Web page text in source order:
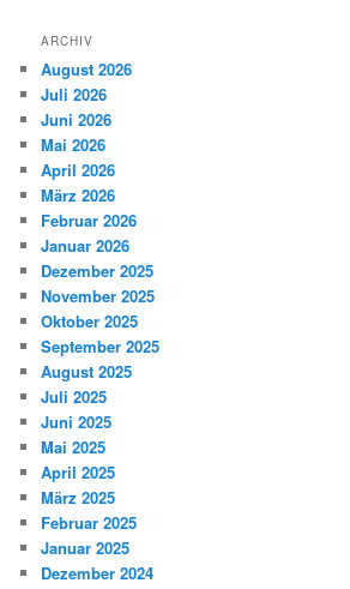
ARCHIV
August 2026
Juli 2026
Juni 2026
Mai 2026
April 2026
März 2026
Februar 2026
Januar 2026
Dezember 2025
November 2025
Oktober 2025
September 2025
August 2025
Juli 2025
Juni 2025
Mai 2025
April 2025
März 2025
Februar 2025
Januar 2025
Dezember 2024